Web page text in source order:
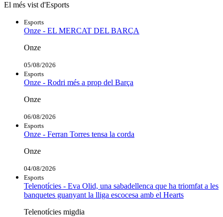
El més vist d'Esports
Esports
Onze - EL MERCAT DEL BARÇA
Onze
05/08/2026
Esports
Onze - Rodri més a prop del Barça
Onze
06/08/2026
Esports
Onze - Ferran Torres tensa la corda
Onze
04/08/2026
Esports
Telenotícies - Eva Olid, una sabadellenca que ha triomfat a les
banquetes guanyant la lliga escocesa amb el Hearts
Telenotícies migdia